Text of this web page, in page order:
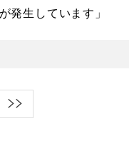
発生しています」